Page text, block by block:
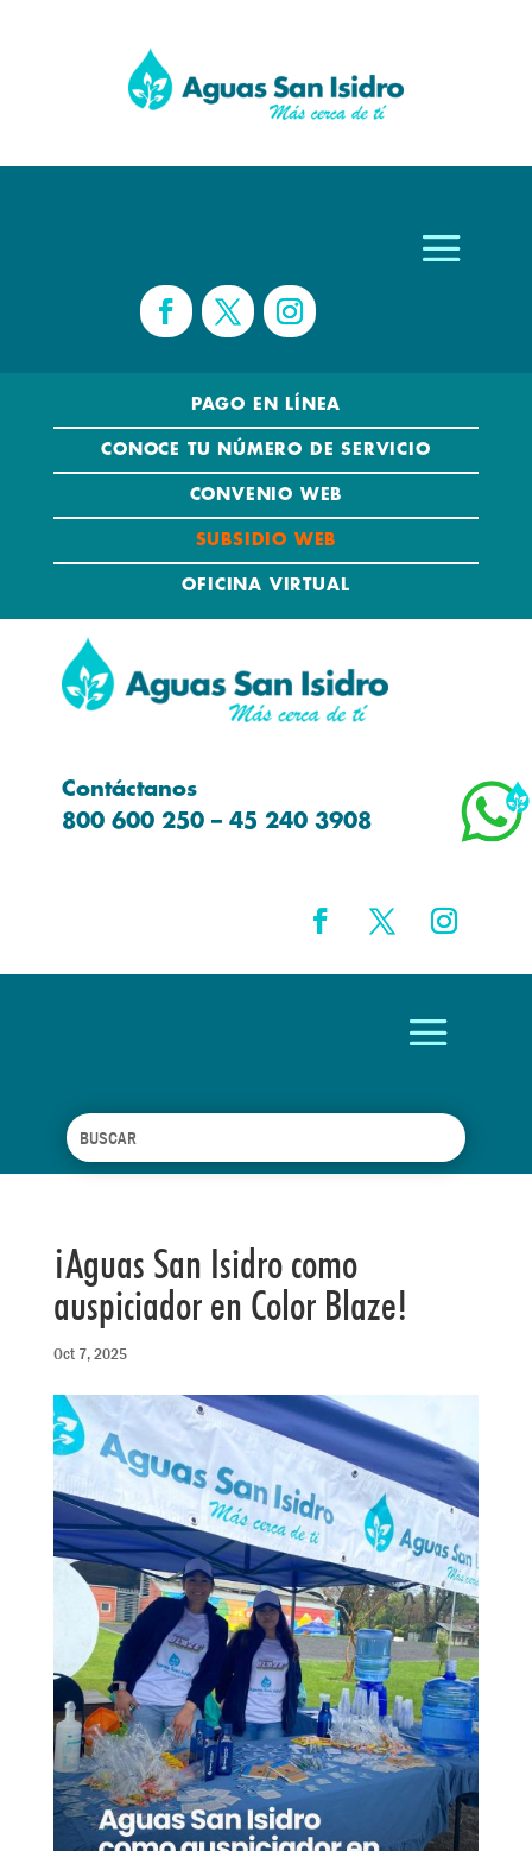
PAGO EN LÍNEA
CONOCE TU NÚMERO DE SERVICIO
CONVENIO WEB
SUBSIDIO WEB
OFICINA VIRTUAL
Contáctanos
800 600 250 – 45 240 3908
¡Aguas San Isidro como
auspiciador en Color Blaze!
Oct 7, 2025